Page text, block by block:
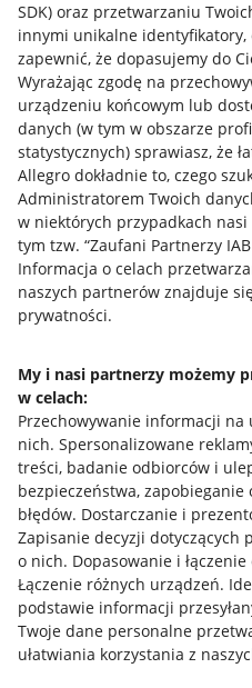
SDK) oraz przetwarzaniu
innymi unikalne
zapewnić, że dopasujemy do
Wyrażając zgodę na
urządzeniu końcowym lub
danych (w tym w obszarze
statystycznych) sprawiasz, że
Allegro dokładnie to, czego
Administratorem Twoich
w niektórych przypadkach
tym tzw. “Zaufani Partnerzy
Informacja o celach
naszych partnerów znajduje
prywatności.
My i nasi partnerzy możemy
w celach:
Przechowywanie informacji
nich. Spersonalizowane
treści, badanie odbiorców i
bezpieczeństwa,
błędów. Dostarczanie i
Zapisanie decyzji
o nich. Dopasowanie i
Łączenie różnych urządzeń.
podstawie informacji
Twoje dane personalne
ułatwiania korzystania z
Przydatne informacje
Jak to działa
Allegro Gadane dla
Allegro Gadane dla kupujących
Mapa miejscowości
Informacje prawne
Regulamin
Polityka plików "cookies"
Ustawienia plików "cookies"